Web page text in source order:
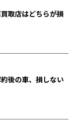
取店はどちらが損
後の車、損しない